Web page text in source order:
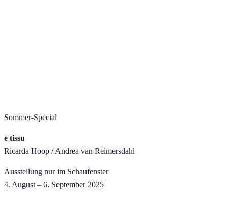
Sommer-Special
e tissu
Ricarda Hoop / Andrea van Reimersdahl
Ausstellung nur im Schaufenster
4. August – 6. September 2025